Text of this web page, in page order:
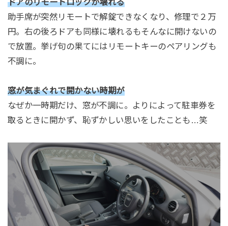
ドアのリモートロックが壊れる
助手席が突然リモートで解錠できなくなり、修理で２万
円。右の後ろドアも同様に壊れるもそんなに開けないの
で放置。挙げ句の果てにはリモートキーのペアリングも
不調に。
窓が気まぐれで開かない時期が
なぜか一時期だけ、窓が不調に。よりによって駐車券を
取るときに開かず、恥ずかしい思いをしたことも…笑